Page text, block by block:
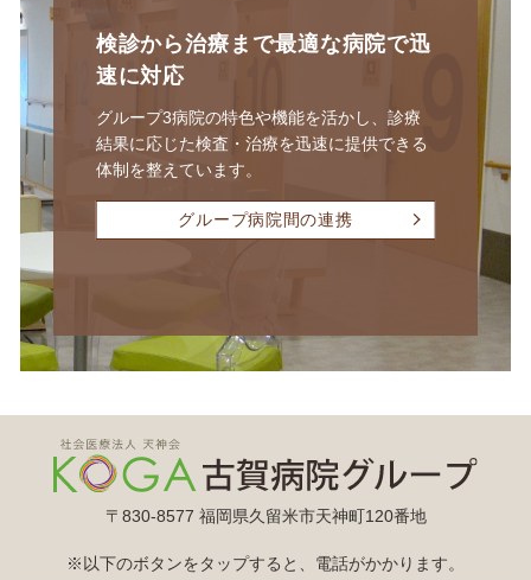
検診から治療まで最適な病院で迅
速に対応
グループ3病院の特色や機能を活かし、診療
結果に応じた検査・治療を迅速に提供できる
体制を整えています。
グループ病院間の連携
〒830-8577 福岡県久留米市天神町120番地
※以下のボタンをタップすると、電話がかかります。